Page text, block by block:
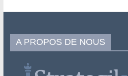
A PROPOS DE NOUS